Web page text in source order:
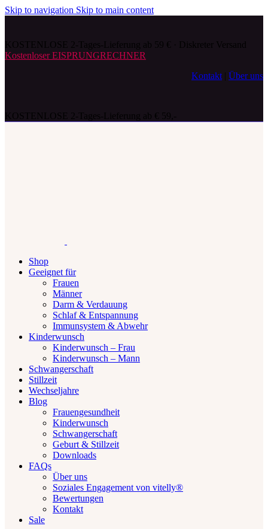
Skip to navigation Skip to main content
Kostenloser EISPRUNGRECHNER
Kontakt
Über uns
Shop
Geeignet für
Frauen
Männer
Darm & Verdauung
Schlaf & Entspannung
Immunsystem & Abwehr
Kinderwunsch
Kinderwunsch – Frau
Kinderwunsch – Mann
Schwangerschaft
Stillzeit
Wechseljahre
Blog
Frauengesundheit
Kinderwunsch
Schwangerschaft
Geburt & Stillzeit
Downloads
FAQs
Über uns
Soziales Engagement von vitelly®
Bewertungen
Kontakt
Sale